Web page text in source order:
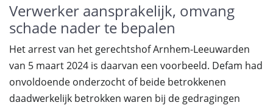
Verwerker aansprakelijk, omvang
schade nader te bepalen
Het arrest van het gerechtshof Arnhem-Leeuwarden
van 5 maart 2024 is daarvan een voorbeeld. Defam had
onvoldoende onderzocht of beide betrokkenen
daadwerkelijk betrokken waren bij de gedragingen